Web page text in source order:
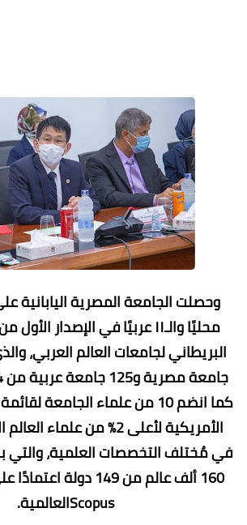
وحصلت ‏الجامعة المصرية اليابانية
محليًا والـ١١ عربيًا في الإصدار
كما انضم 10 من علماء الجامعة
الأمريكية لأعلى 2٪ من
في مُختلف التخصصات العلمية، والتي
160 ألف عالم من 149
‎Scopusالعالمية.